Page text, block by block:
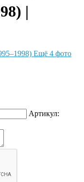
|
Ещё 4 фото
Артикул: